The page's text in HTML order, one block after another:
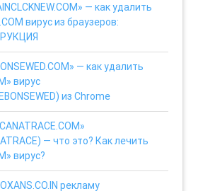
— как удалить
вирус из браузеров:
— как удалить
вирус
из Chrome
— что это? Как лечить
вирус?
рекламу